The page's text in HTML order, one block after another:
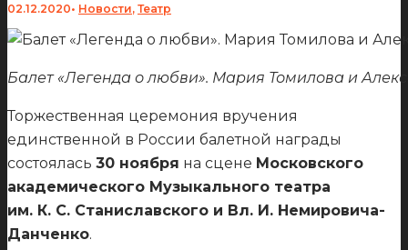
02.12.2020• Новости, Театр
Балет «Легенда о любви». Мария Томилова и
Торжественная церемония вручения
единственной в России балетной награды
состоялась 30 ноября на сцене Московского
академического Музыкального театра
им. К. С. Станиславского и Вл. И. Немировича-
Данченко.